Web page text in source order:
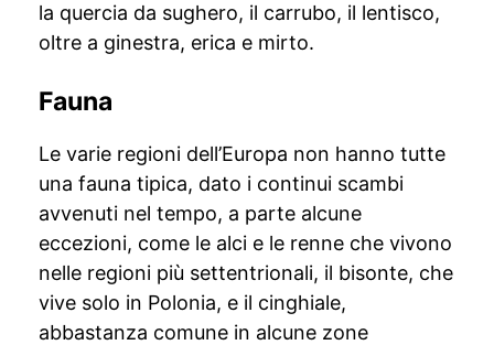
la quercia da sughero, il carrubo, il lentisco,
oltre a ginestra, erica e mirto.
Fauna
Le varie regioni dell’Europa non hanno tutte
una fauna tipica, dato i continui scambi
avvenuti nel tempo, a parte alcune
eccezioni, come le alci e le renne che vivono
nelle regioni più settentrionali, il bisonte, che
vive solo in Polonia, e il cinghiale,
abbastanza comune in alcune zone